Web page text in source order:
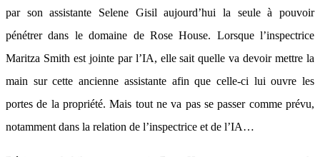
par son assistante Selene Gisil aujourd’hui la seule à pouvoir
pénétrer dans le domaine de Rose House. Lorsque l’inspectrice
Maritza Smith est jointe par l’IA, elle sait quelle va devoir mettre la
main sur cette ancienne assistante afin que celle-ci lui ouvre les
portes de la propriété. Mais tout ne va pas se passer comme prévu,
notamment dans la relation de l’inspectrice et de l’IA…